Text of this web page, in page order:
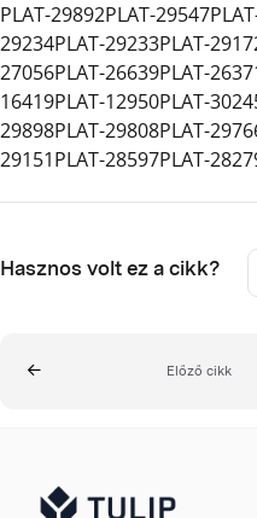
PLAT-29892PLAT-
29234PLAT-29233PLAT-
27056PLAT-26639PLAT-
16419PLAT-12950PLAT-
29898PLAT-29808PLAT-
29151PLAT-28597PLAT-
Hasznos volt ez a cikk?
Előző cikk